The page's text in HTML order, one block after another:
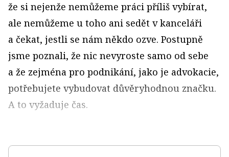
že si nejenže nemůžeme práci příliš vybírat,
ale nemůžeme u toho ani sedět v kanceláři
a čekat, jestli se nám někdo ozve. Postupně
jsme poznali, že nic nevyroste samo od sebe
a že zejména pro podnikání, jako je advokacie,
potřebujete vybudovat důvěryhodnou značku.
A to vyžaduje čas.